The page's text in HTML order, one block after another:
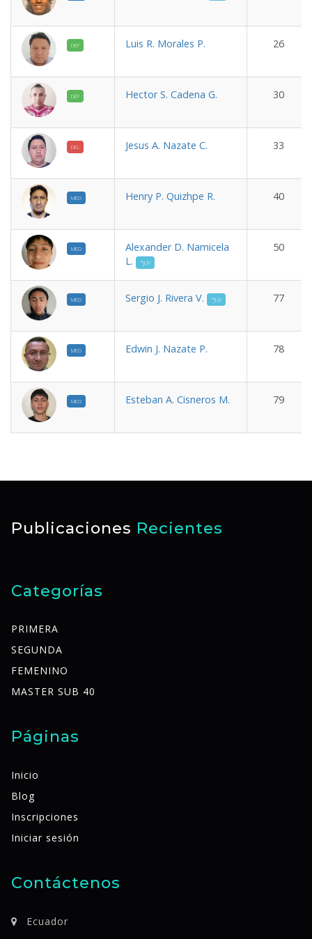
DEF Luis R. Morales P. 26
DEF Hector S. Cadena G. 30
DEL Jesus A. Nazate C. 33
MED Henry P. Quizhpe R. 40
MED
Alexander D. Namicela
L.
*JUV
50
MED Sergio J. Rivera V. *JUV 77
MED Edwin J. Nazate P. 78
MED Esteban A. Cisneros M. 79
Publicaciones Recientes
Categorías
PRIMERA
SEGUNDA
FEMENINO
MASTER SUB 40
Páginas
Inicio
Blog
Inscripciones
Iniciar sesión
Contáctenos
Ecuador